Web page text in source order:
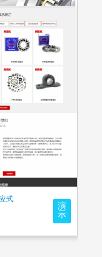
式
演
示